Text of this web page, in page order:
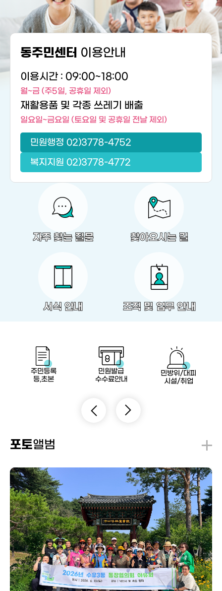
동주민센터 이용안내
이용시간 : 09:00~18:00
월~금 (주5일, 공휴일 제외)
재활용품 및 각종 쓰레기 배출
일요일~금요일 (토요일 및 공휴일 전날 제외)
민원행정 02)3778-4752
복지지원 02)3778-4772
자주 찾는 질문 찾아오시는 길
서식 안내 조직 및 업무 안내
주민등록
등,초본
민원발급
수수료안내
민방위/대피
시설/취업
포토앨범